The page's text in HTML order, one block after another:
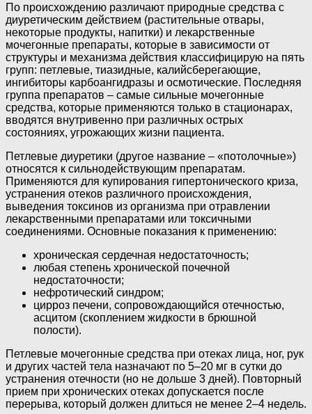
По происхождению различают природные средства с
диуретическим действием (растительные отвары,
некоторые продукты, напитки) и лекарственные
мочегонные препараты, которые в зависимости от
структуры и механизма действия классифицирую на пять
групп: петлевые, тиазидные, калийсберегающие,
ингибиторы карбоангидразы и осмотические. Последняя
группа препаратов – самые сильные мочегонные
средства, которые применяются только в стационарах,
вводятся внутривенно при различных острых
состояниях, угрожающих жизни пациента.
Петлевые диуретики (другое название – «потолочные»)
относятся к сильнодействующим препаратам.
Применяются для купирования гипертонического криза,
устранения отеков различного происхождения,
выведения токсинов из организма при отравлении
лекарственными препаратами или токсичными
соединениями. Основные показания к применению:
хроническая сердечная недостаточность;
любая степень хронической почечной
недостаточности;
нефротический синдром;
цирроз печени, сопровождающийся отечностью,
асцитом (скоплением жидкости в брюшной
полости).
Петлевые мочегонные средства при отеках лица, ног, рук
и других частей тела назначают по 5–20 мг в сутки до
устранения отечности (но не дольше 3 дней). Повторный
прием при хронических отеках допускается после
перерыва, который должен длиться не менее 2–4 недель.